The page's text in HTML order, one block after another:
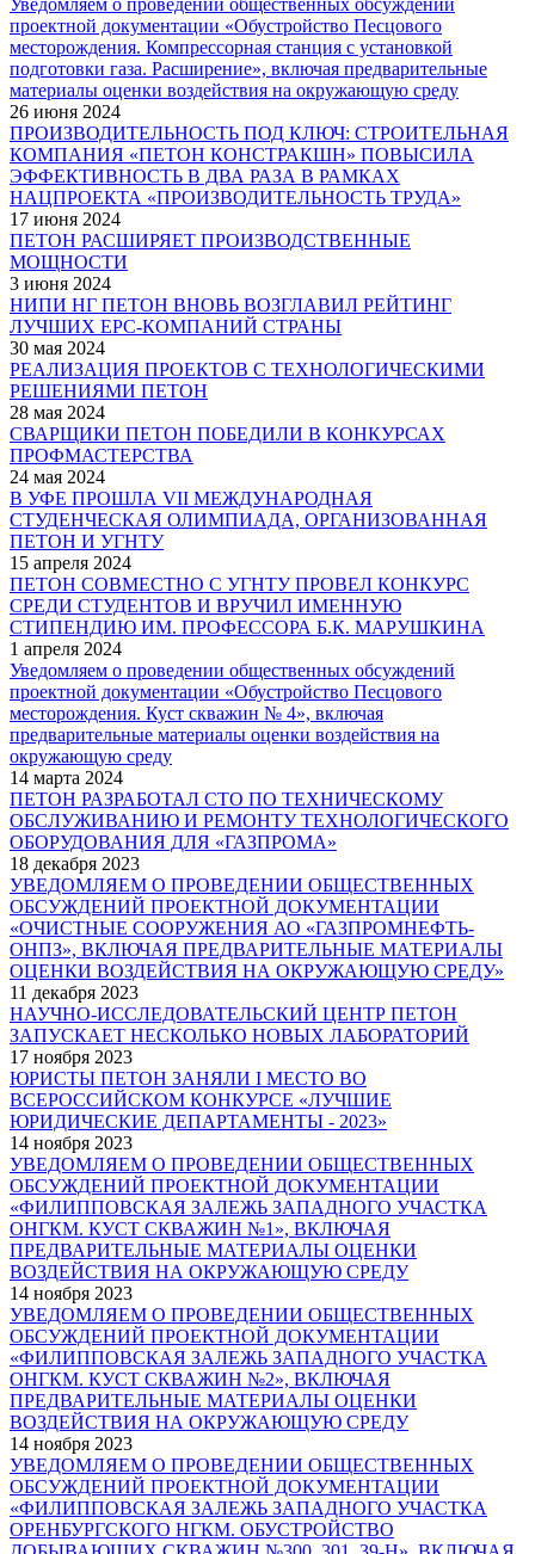
проектной документации «Обустройство Песцового
месторождения. Компрессорная станция с установкой
подготовки газа. Расширение», включая предварительные
материалы оценки воздействия на окружающую среду
26 июня 2024
ПРОИЗВОДИТЕЛЬНОСТЬ ПОД КЛЮЧ: СТРОИТЕЛЬНАЯ
КОМПАНИЯ «ПЕТОН КОНСТРАКШН» ПОВЫСИЛА
ЭФФЕКТИВНОСТЬ В ДВА РАЗА В РАМКАХ
НАЦПРОЕКТА «ПРОИЗВОДИТЕЛЬНОСТЬ ТРУДА»
17 июня 2024
ПЕТОН РАСШИРЯЕТ ПРОИЗВОДСТВЕННЫЕ
МОЩНОСТИ
3 июня 2024
НИПИ НГ ПЕТОН ВНОВЬ ВОЗГЛАВИЛ РЕЙТИНГ
ЛУЧШИХ EPC-КОМПАНИЙ СТРАНЫ
30 мая 2024
РЕАЛИЗАЦИЯ ПРОЕКТОВ С ТЕХНОЛОГИЧЕСКИМИ
РЕШЕНИЯМИ ПЕТОН
28 мая 2024
СВАРЩИКИ ПЕТОН ПОБЕДИЛИ В КОНКУРСАХ
ПРОФМАСТЕРСТВА
24 мая 2024
В УФЕ ПРОШЛА VII МЕЖДУНАРОДНАЯ
СТУДЕНЧЕСКАЯ ОЛИМПИАДА, ОРГАНИЗОВАННАЯ
ПЕТОН И УГНТУ
15 апреля 2024
ПЕТОН СОВМЕСТНО С УГНТУ ПРОВЕЛ КОНКУРС
СРЕДИ СТУДЕНТОВ И ВРУЧИЛ ИМЕННУЮ
СТИПЕНДИЮ ИМ. ПРОФЕССОРА Б.К. МАРУШКИНА
1 апреля 2024
Уведомляем о проведении общественных обсуждений
проектной документации «Обустройство Песцового
месторождения. Куст скважин № 4», включая
предварительные материалы оценки воздействия на
окружающую среду
14 марта 2024
ПЕТОН РАЗРАБОТАЛ СТО ПО ТЕХНИЧЕСКОМУ
ОБСЛУЖИВАНИЮ И РЕМОНТУ ТЕХНОЛОГИЧЕСКОГО
ОБОРУДОВАНИЯ ДЛЯ «ГАЗПРОМА»
18 декабря 2023
УВЕДОМЛЯЕМ О ПРОВЕДЕНИИ ОБЩЕСТВЕННЫХ
ОБСУЖДЕНИЙ ПРОЕКТНОЙ ДОКУМЕНТАЦИИ
«ОЧИСТНЫЕ СООРУЖЕНИЯ АО «ГАЗПРОМНЕФТЬ-
ОНПЗ», ВКЛЮЧАЯ ПРЕДВАРИТЕЛЬНЫЕ МАТЕРИАЛЫ
ОЦЕНКИ ВОЗДЕЙСТВИЯ НА ОКРУЖАЮЩУЮ СРЕДУ»
11 декабря 2023
НАУЧНО-ИССЛЕДОВАТЕЛЬСКИЙ ЦЕНТР ПЕТОН
ЗАПУСКАЕТ НЕСКОЛЬКО НОВЫХ ЛАБОРАТОРИЙ
17 ноября 2023
ЮРИСТЫ ПЕТОН ЗАНЯЛИ I МЕСТО ВО
ВСЕРОССИЙСКОМ КОНКУРСЕ «ЛУЧШИЕ
ЮРИДИЧЕСКИЕ ДЕПАРТАМЕНТЫ - 2023»
14 ноября 2023
УВЕДОМЛЯЕМ О ПРОВЕДЕНИИ ОБЩЕСТВЕННЫХ
ОБСУЖДЕНИЙ ПРОЕКТНОЙ ДОКУМЕНТАЦИИ
«ФИЛИППОВСКАЯ ЗАЛЕЖЬ ЗАПАДНОГО УЧАСТКА
ОНГКМ. КУСТ СКВАЖИН №1», ВКЛЮЧАЯ
ПРЕДВАРИТЕЛЬНЫЕ МАТЕРИАЛЫ ОЦЕНКИ
ВОЗДЕЙСТВИЯ НА ОКРУЖАЮЩУЮ СРЕДУ
14 ноября 2023
УВЕДОМЛЯЕМ О ПРОВЕДЕНИИ ОБЩЕСТВЕННЫХ
ОБСУЖДЕНИЙ ПРОЕКТНОЙ ДОКУМЕНТАЦИИ
«ФИЛИППОВСКАЯ ЗАЛЕЖЬ ЗАПАДНОГО УЧАСТКА
ОНГКМ. КУСТ СКВАЖИН №2», ВКЛЮЧАЯ
ПРЕДВАРИТЕЛЬНЫЕ МАТЕРИАЛЫ ОЦЕНКИ
ВОЗДЕЙСТВИЯ НА ОКРУЖАЮЩУЮ СРЕДУ
14 ноября 2023
УВЕДОМЛЯЕМ О ПРОВЕДЕНИИ ОБЩЕСТВЕННЫХ
ОБСУЖДЕНИЙ ПРОЕКТНОЙ ДОКУМЕНТАЦИИ
«ФИЛИППОВСКАЯ ЗАЛЕЖЬ ЗАПАДНОГО УЧАСТКА
ОРЕНБУРГСКОГО НГКМ. ОБУСТРОЙСТВО